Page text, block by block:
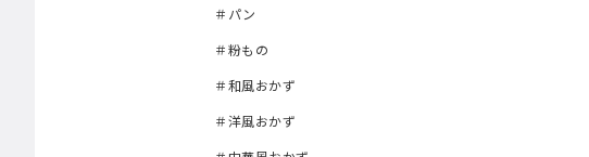
＃パン
＃粉もの
＃和風おかず
＃洋風おかず